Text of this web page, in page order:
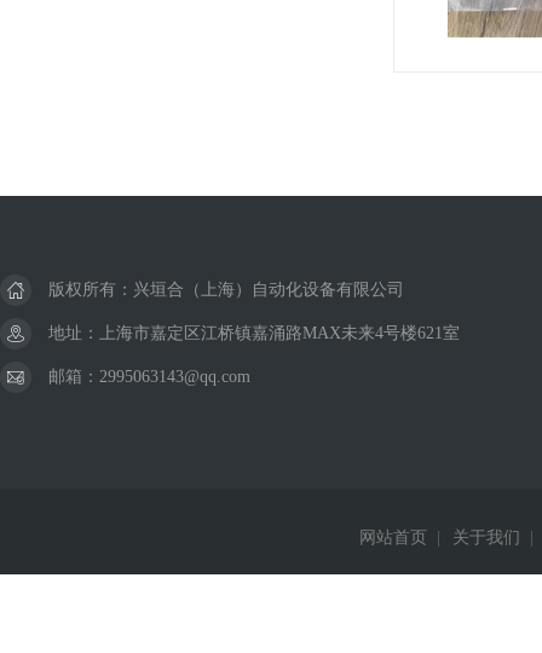
版权所有：兴垣合（上海）自动化设备有限公司
地址：上海市嘉定区江桥镇嘉涌路MAX未来4号楼621室
邮箱：2995063143@qq.com
网站首页 关于我们